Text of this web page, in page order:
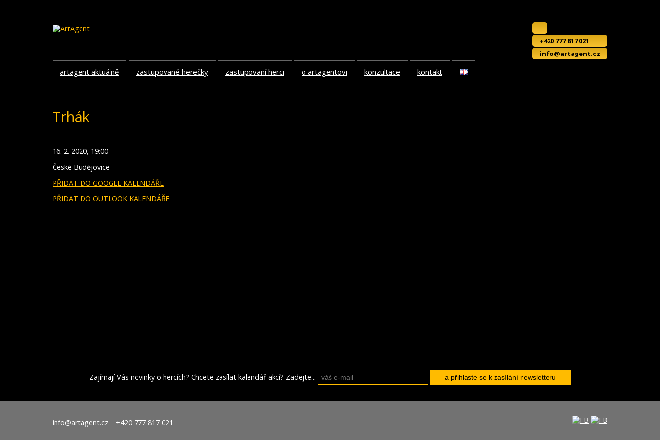
+420 777 817 021
info@artagent.cz
artagent aktuálně zastupované herečky zastupovaní herci o artagentovi konzultace kontakt
Trhák
16. 2. 2020, 19:00
České Budějovice
PŘIDAT DO GOOGLE KALENDÁŘE
PŘIDAT DO OUTLOOK KALENDÁŘE
Zajímají Vás novinky o hercích? Chcete zasílat kalendář akcí? Zadejte...
info@artagent.cz +420 777 817 021